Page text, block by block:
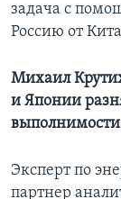
задача с
Россию от
Михаил
и Японии
выполнимости
Эксперт по
партнер